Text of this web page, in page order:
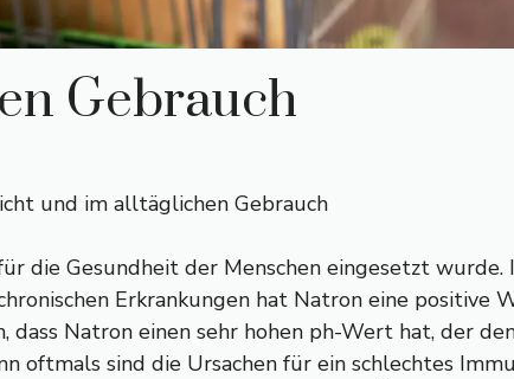
Gebrauch
und im alltäglichen Gebrauch
die Gesundheit der Menschen eingesetzt
Erkrankungen hat Natron eine positive
Natron einen sehr hohen ph-Wert hat, der
oftmals sind die Ursachen für ein schlechtes